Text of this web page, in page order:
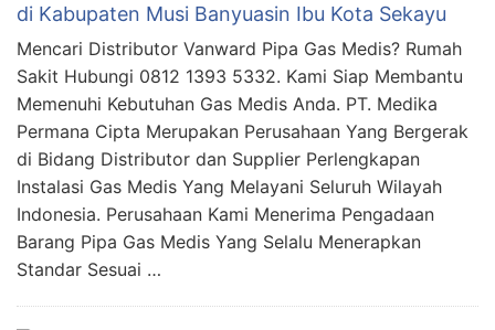
di Kabupaten Musi Banyuasin Ibu Kota Sekayu
Mencari Distributor Vanward Pipa Gas Medis? Rumah
Sakit Hubungi 0812 1393 5332. Kami Siap Membantu
Memenuhi Kebutuhan Gas Medis Anda. PT. Medika
Permana Cipta Merupakan Perusahaan Yang Bergerak
di Bidang Distributor dan Supplier Perlengkapan
Instalasi Gas Medis Yang Melayani Seluruh Wilayah
Indonesia. Perusahaan Kami Menerima Pengadaan
Barang Pipa Gas Medis Yang Selalu Menerapkan
Standar Sesuai …